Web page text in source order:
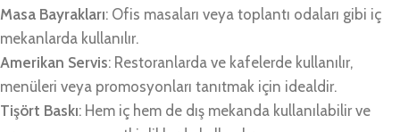
Masa Bayrakları: Ofis masaları veya toplantı odaları gibi iç
mekanlarda kullanılır.
Amerikan Servis: Restoranlarda ve kafelerde kullanılır,
menüleri veya promosyonları tanıtmak için idealdir.
Tişört Baskı: Hem iç hem de dış mekanda kullanılabilir ve